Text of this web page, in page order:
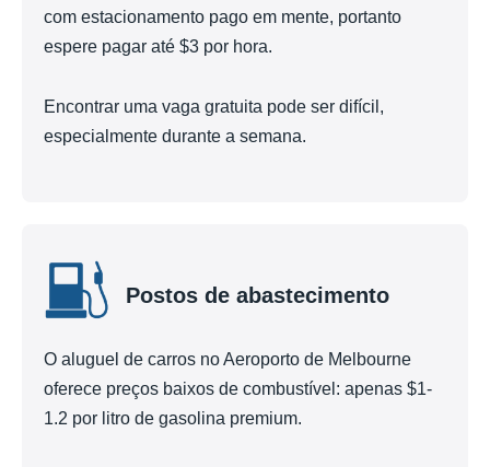
com estacionamento pago em mente, portanto
espere pagar até $3 por hora.
Encontrar uma vaga gratuita pode ser difícil,
especialmente durante a semana.
Postos de abastecimento
O aluguel de carros no Aeroporto de Melbourne
oferece preços baixos de combustível: apenas $1-
1.2 por litro de gasolina premium.